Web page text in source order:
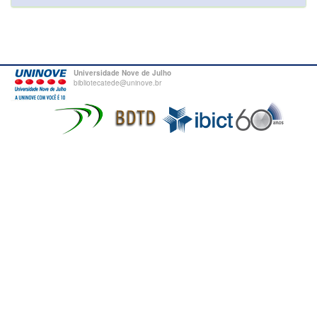
Universidade Nove de Julho
bibliotecatede@uninove.br